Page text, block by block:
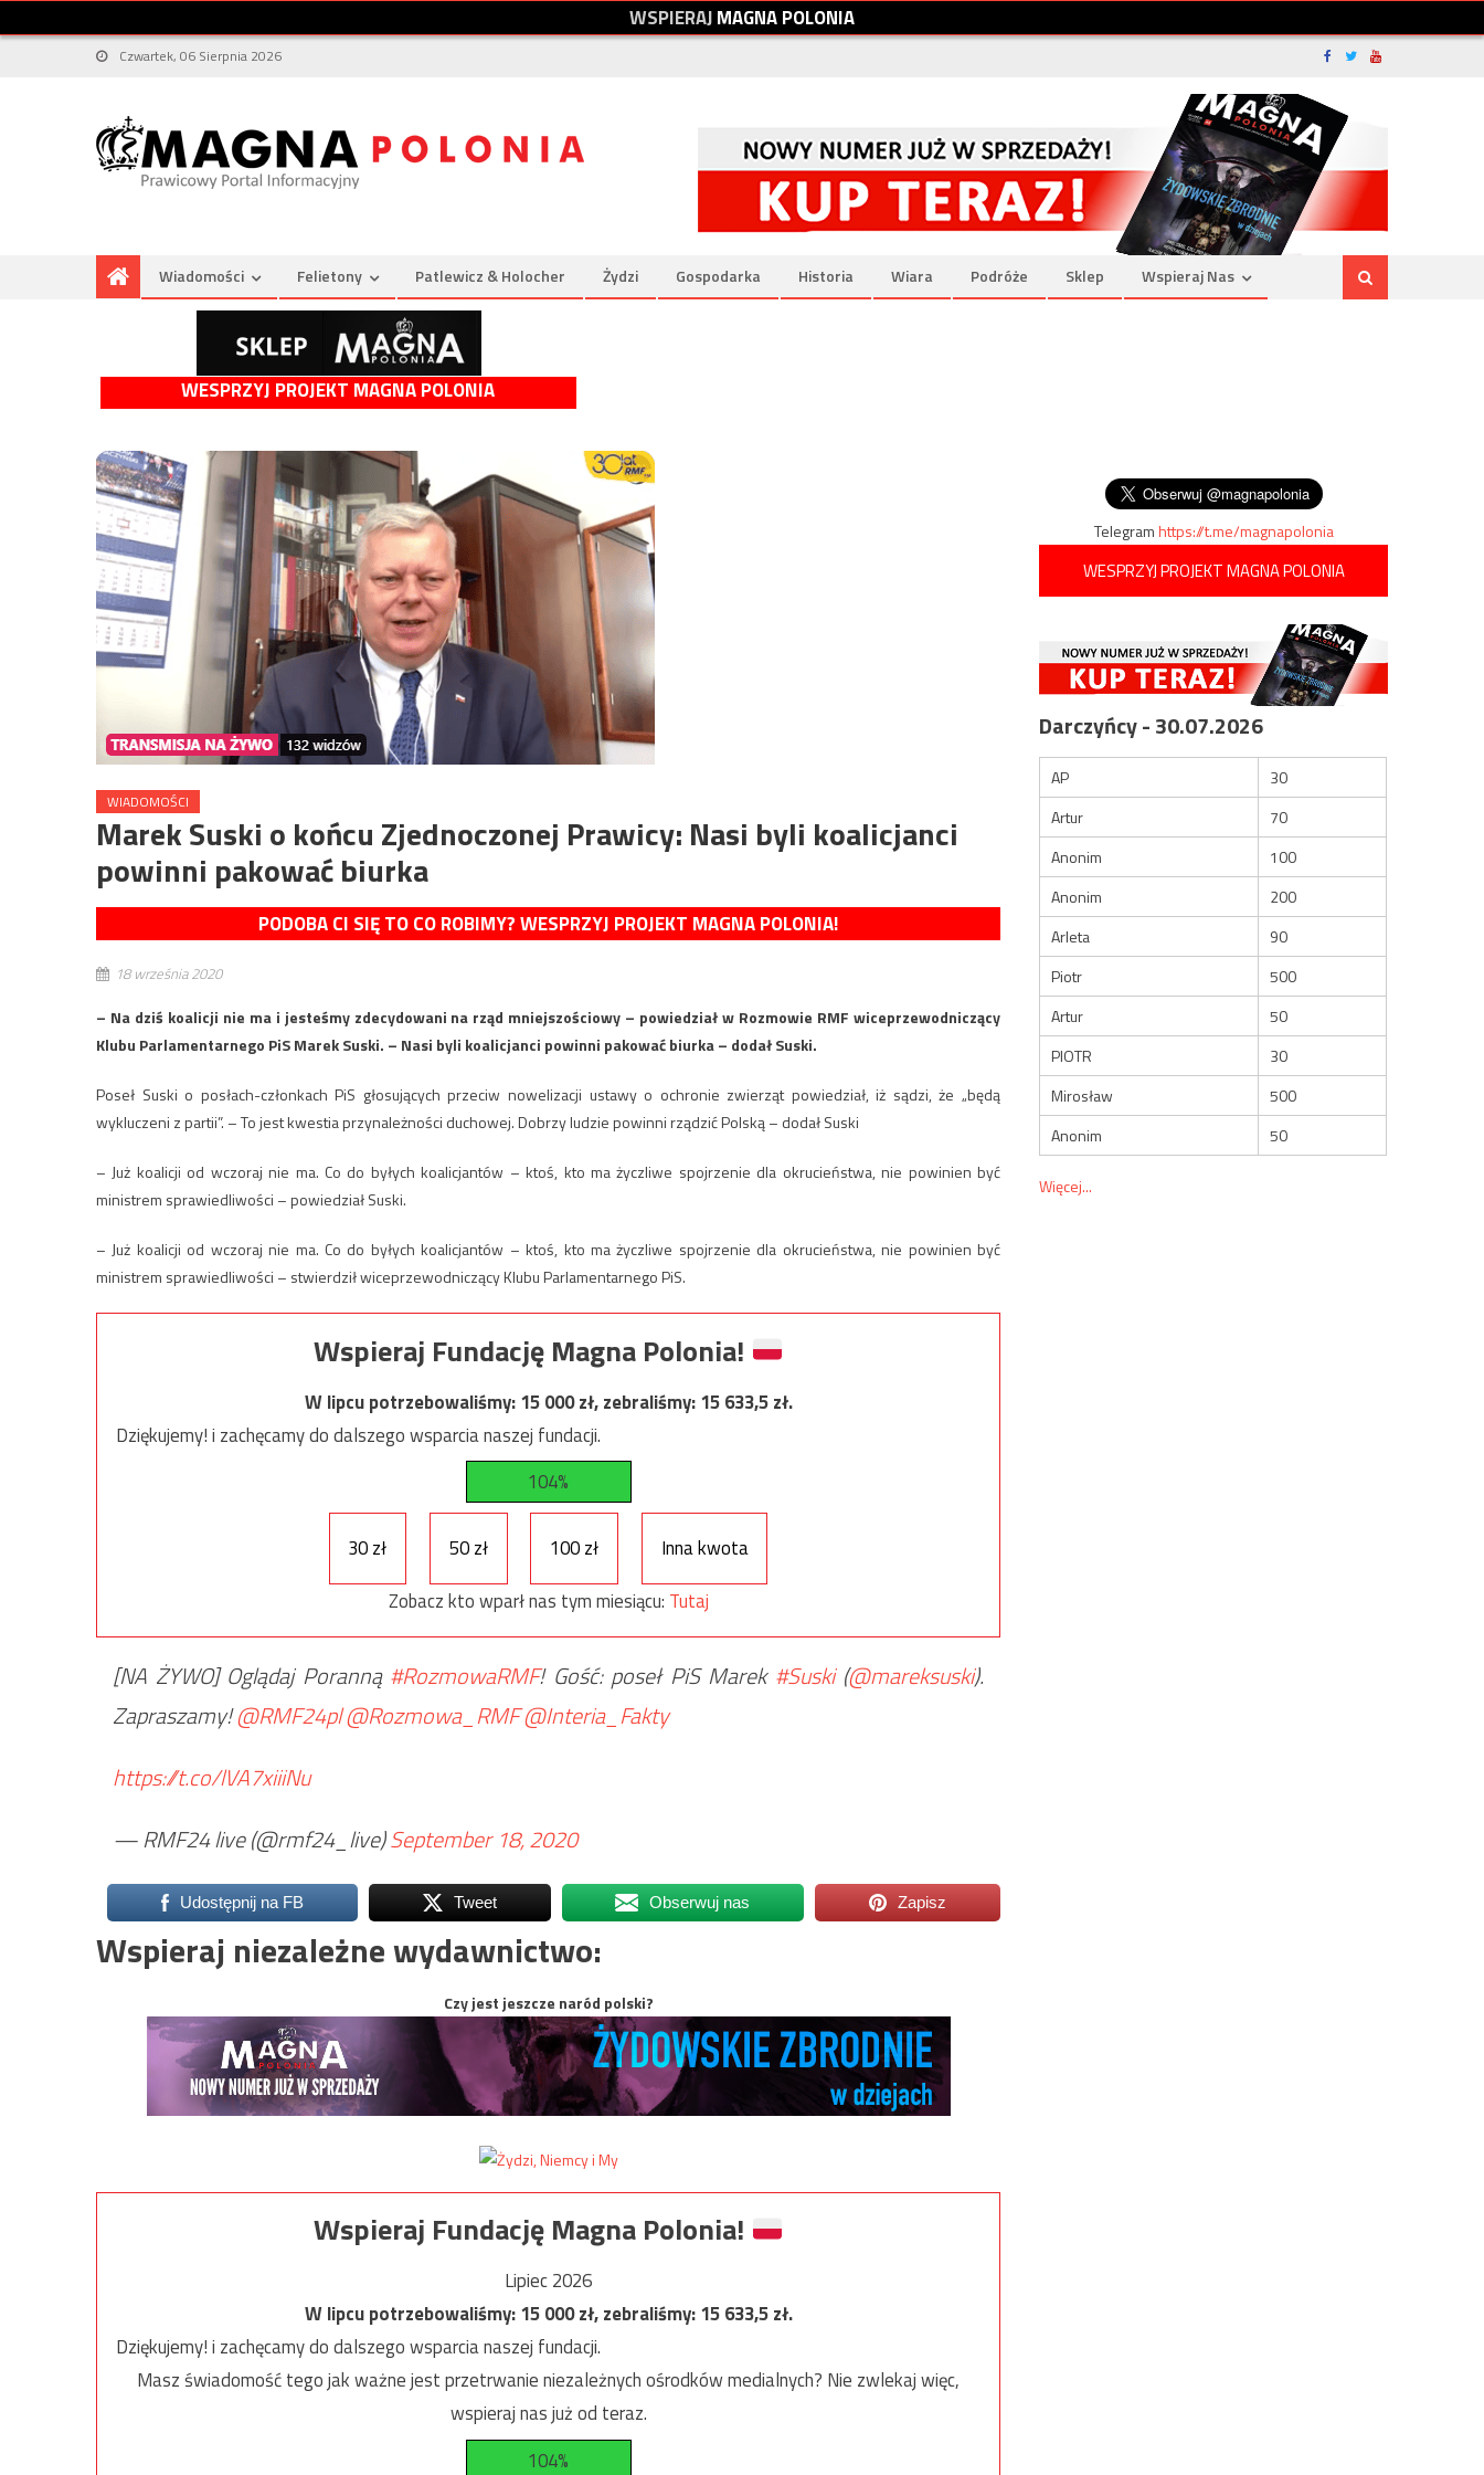
WSPIERAJMAGNAPOLONIA
Czwartek, 06 Sierpnia 2026
Wiadomości Felietony Patlewicz & Holocher Żydzi Gospodarka Historia Wiara Podróże Sklep Wspieraj Nas
WESPRZYJ PROJEKT MAGNA POLONIA
WIADOMOŚCI
Marek Suski o końcu Zjednoczonej Prawicy: Nasi byli koalicjanci
powinni pakować biurka
PODOBA CI SIĘ TO CO ROBIMY? WESPRZYJ PROJEKT MAGNA POLONIA!
18 września 2020
– Na dziś koalicji nie ma i jesteśmy zdecydowani na rząd mniejszościowy – powiedział w Rozmowie RMF wiceprzewodniczący
Klubu Parlamentarnego PiS Marek Suski. – Nasi byli koalicjanci powinni pakować biurka – dodał Suski.
Poseł Suski o posłach-członkach PiS głosujących przeciw nowelizacji ustawy o ochronie zwierząt powiedział, iż sądzi, że „będą
wykluczeni z partii”. – To jest kwestia przynależności duchowej. Dobrzy ludzie powinni rządzić Polską – dodał Suski
– Już koalicji od wczoraj nie ma. Co do byłych koalicjantów – ktoś, kto ma życzliwe spojrzenie dla okrucieństwa, nie powinien być
ministrem sprawiedliwości – powiedział Suski.
– Już koalicji od wczoraj nie ma. Co do byłych koalicjantów – ktoś, kto ma życzliwe spojrzenie dla okrucieństwa, nie powinien być
ministrem sprawiedliwości – stwierdził wiceprzewodniczący Klubu Parlamentarnego PiS.
Wspieraj Fundację Magna Polonia!
W lipcu potrzebowaliśmy:15 000zł, zebraliśmy:15 633,5zł.
Dziękujemy! i zachęcamy do dalszego wsparcia naszej fundacji.
104%
30 zł 50 zł 100 zł
Inna kwota
Zobacz kto wparł nas tym miesiącu: Tutaj
[NA ŻYWO] Oglądaj Poranną #RozmowaRMF! Gość: poseł PiS Marek #Suski(@mareksuski).
Zapraszamy!@RMF24pl@Rozmowa_RMF@Interia_Fakty
https://t.co/lVA7xiiiNu
— RMF24 live (@rmf24_live)September 18, 2020
Udostępnij na FB Tweet Obserwuj nas Zapisz
Wspieraj niezależne wydawnictwo:
Czy jest jeszcze naród polski?
Wspieraj Fundację Magna Polonia!
Lipiec 2026
W lipcu potrzebowaliśmy:15 000zł, zebraliśmy:15 633,5zł.
Dziękujemy! i zachęcamy do dalszego wsparcia naszej fundacji.
Masz świadomość tego jak ważne jest przetrwanie niezależnych ośrodków medialnych? Nie zwlekaj więc,
wspieraj nas już od teraz.
104%
Telegramhttps://t.me/magnapolonia
WESPRZYJ PROJEKT MAGNA POLONIA
Darczyńcy - 30.07.2026
AP
30
Artur
70
Anonim
100
Anonim
200
Arleta
90
Piotr
500
Artur
50
PIOTR
30
Mirosław
500
Anonim
50
Więcej...